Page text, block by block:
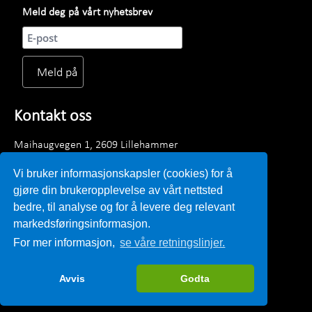
Vi bruker informasjonskapsler (cookies) for å
gjøre din brukeropplevelse av vårt nettsted
bedre, til analyse og for å levere deg relevant
markedsføringsinformasjon.
For mer informasjon, se våre retningslinjer.
Avvis Godta
Meld deg på vårt nyhetsbrev
Kontakt oss
Maihaugvegen 1, 2609 Lillehammer
Mandag - fredag kl. 0900 - 1530
E-post:post@lillehammermuseum.no
Ansatte